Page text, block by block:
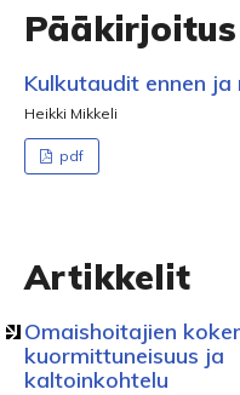
Pääkirjoitus
Kulkutaudit ennen ja
Heikki Mikkeli
pdf
Artikkelit
Omaishoitajien
kuormittuneisuus ja
kaltoinkohtelu